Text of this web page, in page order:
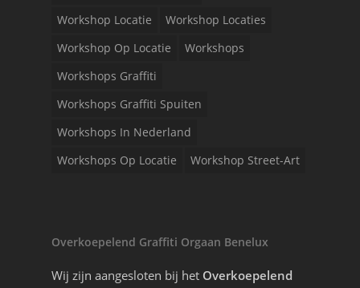
Workshop Locatie
Workshop Locaties
Workshop Op Locatie
Workshops
Workshops Graffiti
Workshops Graffiti Spuiten
Workshops In Nederland
Workshops Op Locatie
Workshop Street-Art
Overkoepelend Graffiti Orgaan Benelux
Wij zijn aangesloten bij het Overkoepelend